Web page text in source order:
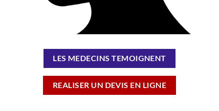
LES MEDECINS TEMOIGNENT
REALISER UN DEVIS EN LIGNE